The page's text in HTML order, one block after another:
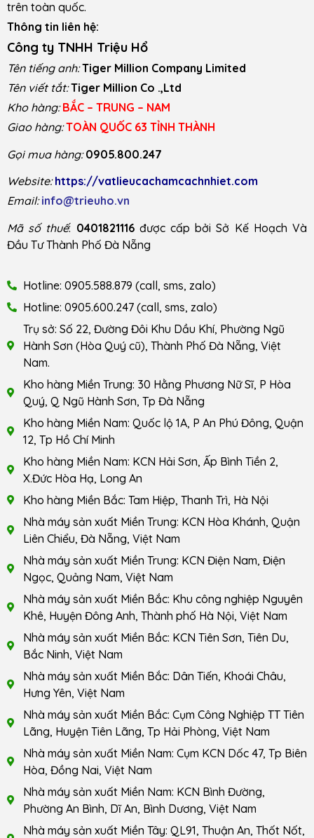
trên toàn quốc.
Thông tin liên hệ:
Công ty TNHH Triệu Hổ
Tên tiếng anh: Tiger Million Company Limited
Tên viết tắt: Tiger Million Co .,Ltd
Kho hàng: BẮC – TRUNG – NAM
Giao hàng: TOÀN QUỐC 63 TỈNH THÀNH
Gọi mua hàng: 0905.800.247
Website: https://vatlieucachamcachnhiet.com
Email: info@trieuho.vn
Mã số thuế: 0401821116được cấp bởi Sở Kế Hoạch Và
Đầu Tư Thành Phố Đà Nẵng
Hotline: 0905.588.879 (call, sms, zalo)
Hotline: 0905.600.247 (call, sms, zalo)
Trụ sở: Số 22, Đường Đôi Khu Dầu Khí, Phường Ngũ
Hành Sơn (Hòa Quý cũ), Thành Phố Đà Nẵng, Việt
Nam.
Kho hàng Miền Trung: 30 Hằng Phương Nữ Sĩ, P Hòa
Quý, Q Ngũ Hành Sơn, Tp Đà Nẵng
Kho hàng Miền Nam: Quốc lộ 1A, P An Phú Đông, Quận
12, Tp Hồ Chí Minh
Kho hàng Miền Nam: KCN Hải Sơn, Ấp Bình Tiền 2,
X.Đức Hòa Hạ, Long An
Kho hàng Miền Bắc: Tam Hiệp, Thanh Trì, Hà Nội
Nhà máy sản xuất Miền Trung: KCN Hòa Khánh, Quận
Liên Chiểu, Đà Nẵng, Việt Nam
Nhà máy sản xuất Miền Trung: KCN Điện Nam, Điện
Ngọc, Quảng Nam, Việt Nam
Nhà máy sản xuất Miền Bắc: Khu công nghiệp Nguyên
Khê, Huyện Đông Anh, Thành phố Hà Nội, Việt Nam
Nhà máy sản xuất Miền Bắc: KCN Tiên Sơn, Tiên Du,
Bắc Ninh, Việt Nam
Nhà máy sản xuất Miền Bắc: Dân Tiến, Khoái Châu,
Hưng Yên, Việt Nam
Nhà máy sản xuất Miền Bắc: Cụm Công Nghiệp TT Tiên
Lãng, Huyện Tiên Lãng, Tp Hải Phòng, Việt Nam
Nhà máy sản xuất Miền Nam: Cụm KCN Dốc 47, Tp Biên
Hòa, Đồng Nai, Việt Nam
Nhà máy sản xuất Miền Nam: KCN Bình Đường,
Phường An Bình, Dĩ An, Bình Dương, Việt Nam
Nhà máy sản xuất Miền Tây: QL91, Thuận An, Thốt Nốt,